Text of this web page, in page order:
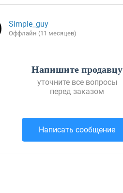
Simple_guy
Оффлайн (11 месяцев)
Напишите продавцу
уточните все вопросы
перед заказом
Написать сообщение